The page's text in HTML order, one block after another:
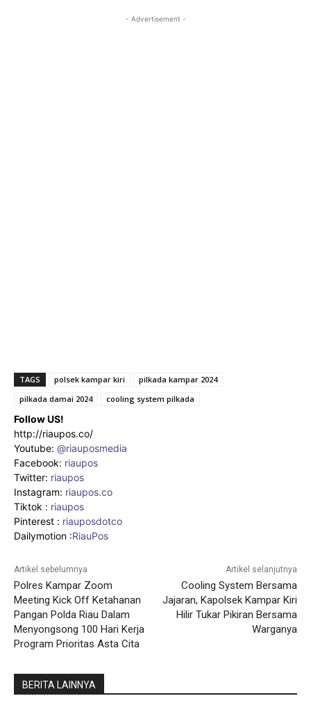
- Advertisement -
TAGS polsek kampar kiri
pilkada kampar 2024
pilkada damai 2024
cooling system pilkada
Follow US!
http://riaupos.co/
Youtube: @riauposmedia
Facebook: riaupos
Twitter: riaupos
Instagram: riaupos.co
Tiktok : riaupos
Pinterest : riauposdotco
Dailymotion :RiauPos
Artikel sebelumnya
Polres Kampar Zoom
Meeting Kick Off Ketahanan
Pangan Polda Riau Dalam
Menyongsong 100 Hari Kerja
Program Prioritas Asta Cita
Artikel selanjutnya
Cooling System Bersama
Jajaran, Kapolsek Kampar Kiri
Hilir Tukar Pikiran Bersama
Warganya
BERITA LAINNYA